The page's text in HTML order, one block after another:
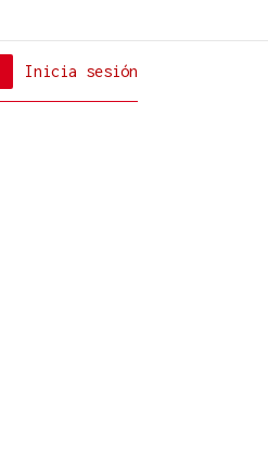
Inicia sesión